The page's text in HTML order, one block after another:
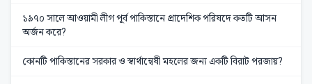
১৯৭০ সালে আওয়ামী লীগ পূর্ব পাকিস্তানে প্রাদেশিক পরিষদে কতটি আসন
অর্জন করে?
কোনটি পাকিস্তানের সরকার ও স্বার্থান্বেষী মহলের জন্য একটি বিরাট পরজায়?